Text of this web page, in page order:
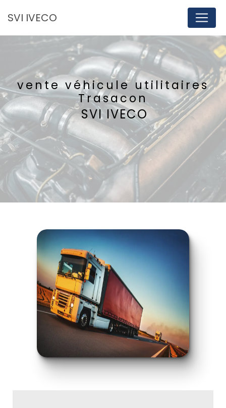
SVI IVECO
vente véhicule utilitaires
Trasacon
SVI IVECO